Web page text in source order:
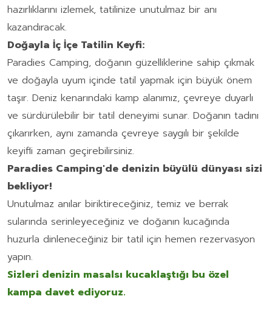
hazırlıklarını izlemek, tatilinize unutulmaz bir anı
kazandıracak.
Doğayla İç İçe Tatilin Keyfi:
Paradies Camping, doğanın güzelliklerine sahip çıkmak
ve doğayla uyum içinde tatil yapmak için büyük önem
taşır. Deniz kenarındaki kamp alanımız, çevreye duyarlı
ve sürdürülebilir bir tatil deneyimi sunar. Doğanın tadını
çıkarırken, aynı zamanda çevreye saygılı bir şekilde
keyifli zaman geçirebilirsiniz.
Paradies Camping'de denizin büyülü dünyası sizi
bekliyor!
Unutulmaz anılar biriktireceğiniz, temiz ve berrak
sularında serinleyeceğiniz ve doğanın kucağında
huzurla dinleneceğiniz bir tatil için hemen rezervasyon
yapın.
Sizleri denizin masalsı kucaklaştığı bu özel
kampa davet ediyoruz.